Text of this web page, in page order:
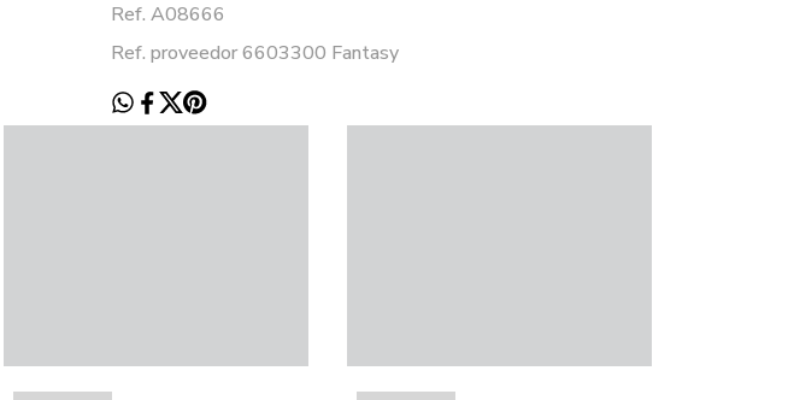
Ref. A08666
Ref. proveedor 6603300 Fantasy